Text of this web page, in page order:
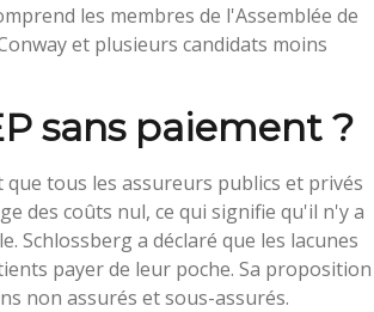
les membres de l'Assemblée de
et plusieurs candidats moins
sans paiement ?
tous les assureurs publics et privés
des coûts nul, ce qui signifie qu'il n'y a
Schlossberg a déclaré que les lacunes
payer de leur poche. Sa proposition
non assurés et sous-assurés.